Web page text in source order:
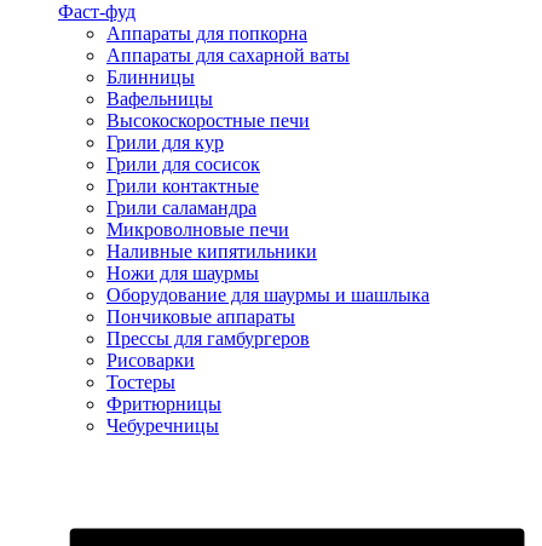
Фаст-фуд
Аппараты для попкорна
Аппараты для сахарной ваты
Блинницы
Вафельницы
Высокоскоростные печи
Грили для кур
Грили для сосисок
Грили контактные
Грили саламандра
Микроволновые печи
Наливные кипятильники
Ножи для шаурмы
Оборудование для шаурмы и шашлыка
Пончиковые аппараты
Прессы для гамбургеров
Рисоварки
Тостеры
Фритюрницы
Чебуречницы